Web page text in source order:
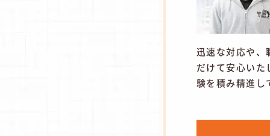
迅速な対応や、
だけて安心い
験を積み精進